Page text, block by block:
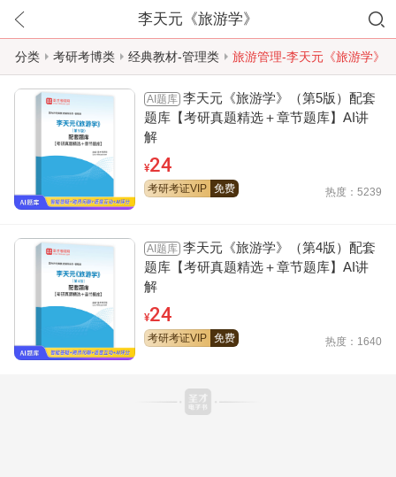
李天元《旅游学》
分类 考研考博类 经典教材-管理类 旅游管理-李天元《旅游学》
AI题库 李天元《旅游学》（第5版）配套
题库【考研真题精选＋章节题库】AI讲
解
¥24
考研考证VIP 免费 热度：5239
AI题库 李天元《旅游学》（第4版）配套
题库【考研真题精选＋章节题库】AI讲
解
¥24
考研考证VIP 免费 热度：1640